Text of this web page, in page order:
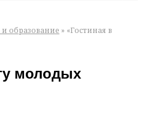
и образование » «Гостиная в
молодых